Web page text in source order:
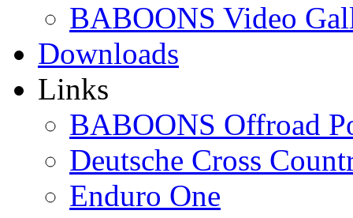
BABOONS Video
Downloads
Links
BABOONS Offroad
Deutsche Cross
Enduro One